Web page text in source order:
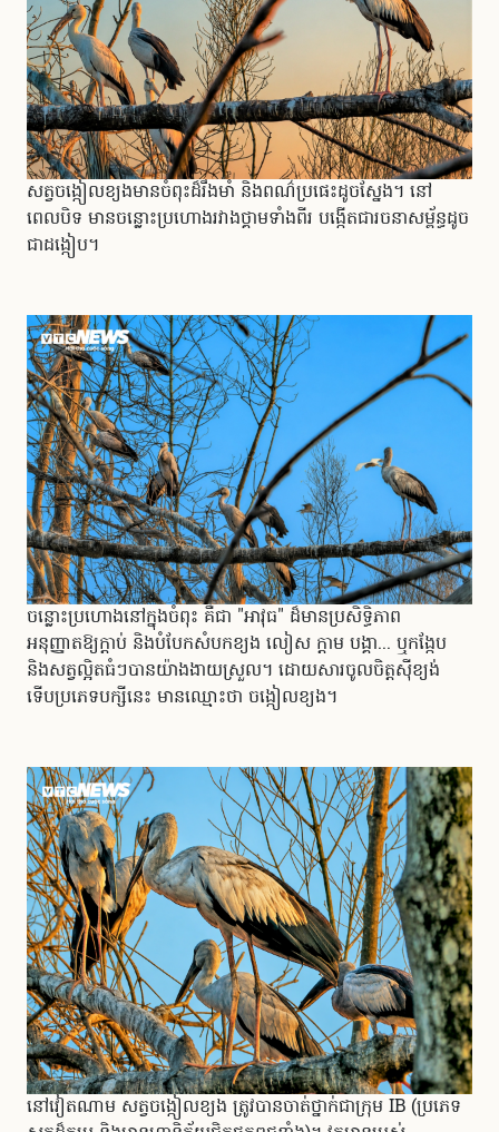
សត្វចង្កៀលខ្យងមានចំពុះដ៏រឹងមាំ និងពណ៌ប្រផេះដូចស្នែង។ នៅ
ពេលបិទ មានចន្លោះប្រហោងរវាងថ្គាមទាំងពីរ បង្កើតជារចនាសម្ព័ន្ធដូច
ជាដង្កៀប។
ចន្លោះប្រហោងនៅក្នុងចំពុះ គឺជា "អាវុធ" ដ៏មានប្រសិទ្ធិភាព
អនុញ្ញាតឱ្យក្តាប់ និងបំបែកសំបកខ្យង លៀស ក្តាម បង្គា... ឬកង្កែប
និងសត្វល្អិតធំៗបានយ៉ាងងាយស្រួល។ ដោយសារចូលចិត្តស៊ីខ្យង់
ទើបប្រភេទបក្សីនេះ មានឈ្មោះថា ចង្កៀលខ្យង។
នៅវៀតណាម សត្វចង្កៀលខ្យង ត្រូវបានចាត់ថ្នាក់ជាក្រុម IB (ប្រភេទ